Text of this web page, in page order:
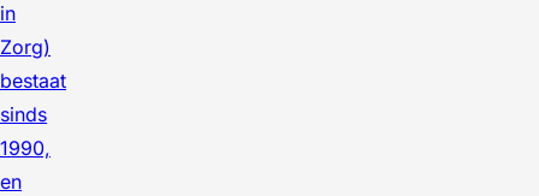
in
Zorg)
bestaat
sinds
1990,
en